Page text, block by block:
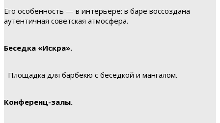
Его особенность — в интерьере: в баре воссоздана
аутентичная советская атмосфера.
Беседка «Искра».
Площадка для барбекю с беседкой и мангалом.
Конференц-залы.